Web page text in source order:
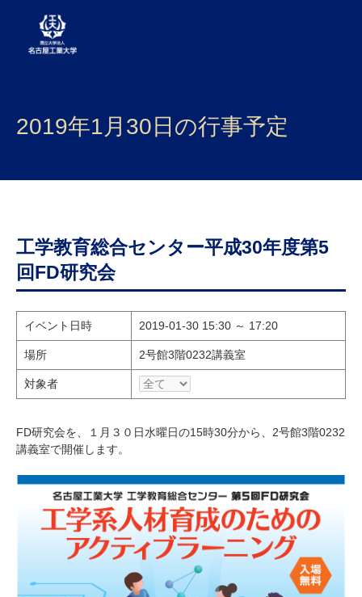
学部・大学院・センター
研究・産学官連携
社会連携
国際交流
研究・教員Navi
受験生 在学生
卒業生
企業・研究者
アクセス
キャンパスマップ お問い合わせ English 資料請求
2019年1月30日の行事予定
工学教育総合センター平成30年度第5
回FD研究会
イベント日時 2019-01-30 15:30 ～ 17:20
場所 2号館3階0232講義室
対象者
FD研究会を、１月３０日水曜日の15時30分から、2号館3階0232
講義室で開催します。